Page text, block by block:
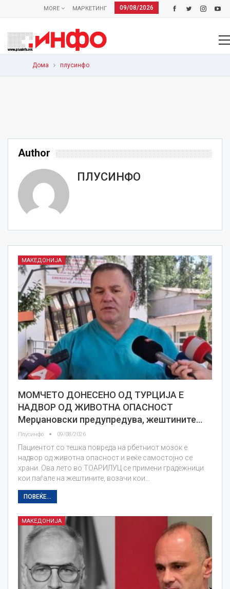
09/08/2026
МАРКЕТИНГ
MORE
Дома плусинфо
Author
ПЛУСИНФО
МАКЕДОНИЈА
МОМЧЕТО ДОНЕСЕНО ОД ТУРЦИЈА Е
НАДВОР ОД ЖИВОТНА ОПАСНОСТ
Мерџановски предупредува, жештините…
Плусинфо 09/08/2026
Пациентот со тешка повреда на рбетниот мозок е
надвор од животна опасност и веќе самостојно се
храни. Ова лето во ТОАРИЛУЦ се примени градежници
кои паѓале на жештините, возачи кои…
ПОВЕЌЕ...
МАКЕДОНИЈА